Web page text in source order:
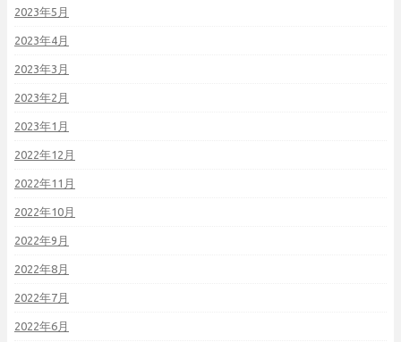
2023年5月
2023年4月
2023年3月
2023年2月
2023年1月
2022年12月
2022年11月
2022年10月
2022年9月
2022年8月
2022年7月
2022年6月